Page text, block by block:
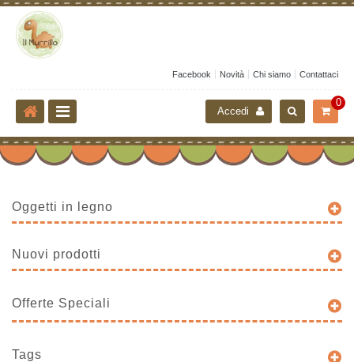
Facebook Novità Chi siamo Contattaci
0
Accedi
Oggetti in legno
Nuovi prodotti
Offerte Speciali
Tags